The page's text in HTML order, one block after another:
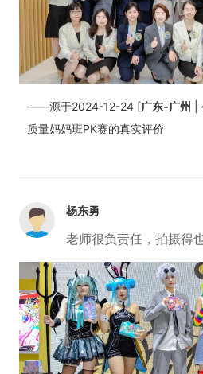
——源于2024-12-24 [广东-广州 |
质量妈妈班PK赛的真实评价
杨东勇
老师很负责任，拍摄得